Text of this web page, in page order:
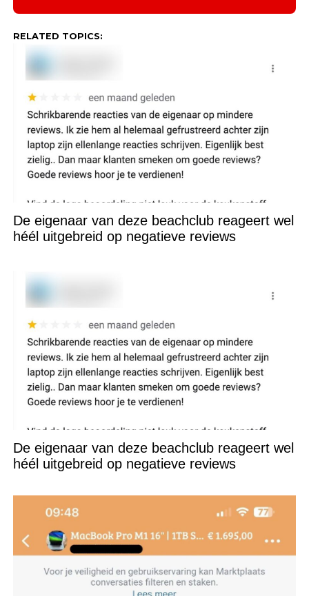
RELATED TOPICS:
De eigenaar van deze beachclub reageert wel
héél uitgebreid op negatieve reviews
De eigenaar van deze beachclub reageert wel
héél uitgebreid op negatieve reviews